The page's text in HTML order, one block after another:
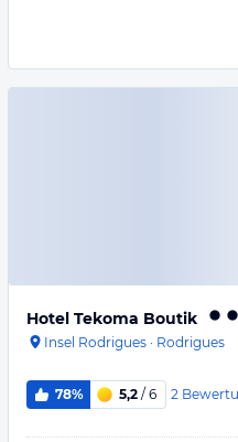
Hotel Tekoma Boutik
Insel Rodrigues · Rodrigues
78% 5,2 / 6 2